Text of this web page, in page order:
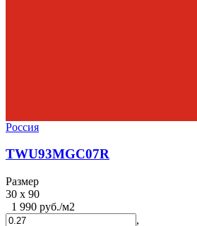
Россия
TWU93MGC07R
Размер
30 x 90
1 990 руб./м2
,